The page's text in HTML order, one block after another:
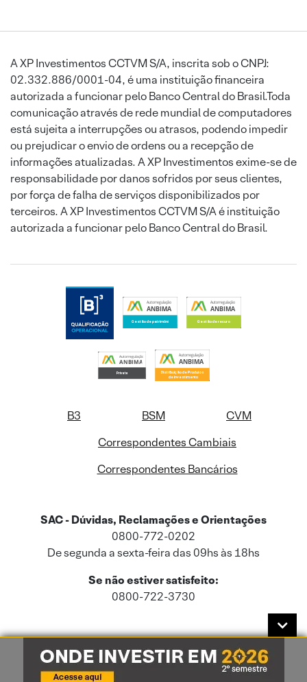
A XP Investimentos CCTVM S/A, inscrita sob o CNPJ:
02.332.886/0001-04, é uma instituição financeira
autorizada a funcionar pelo Banco Central do Brasil.Toda
comunicação através de rede mundial de computadores
está sujeita a interrupções ou atrasos, podendo impedir
ou prejudicar o envio de ordens ou a recepção de
informações atualizadas. A XP Investimentos exime-se de
responsabilidade por danos sofridos por seus clientes,
por força de falha de serviços disponibilizados por
terceiros. A XP Investimentos CCTVM S/A é instituição
autorizada a funcionar pelo Banco Central do Brasil.
B3 BSM
CVM
Correspondentes Cambiais
Correspondentes Bancários
SAC - Dúvidas, Reclamações e Orientações
0800-772-0202
De segunda a sexta-feira das 09hs às 18hs
Se não estiver satisfeito:
0800-722-3730
Este site usa cookies e dados pessoais de acordo com a nossaPolítica de
Cookies
e a nossaPolítica de Privacidade.